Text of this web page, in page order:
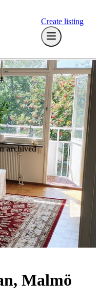
Create listing
archived
Malmö